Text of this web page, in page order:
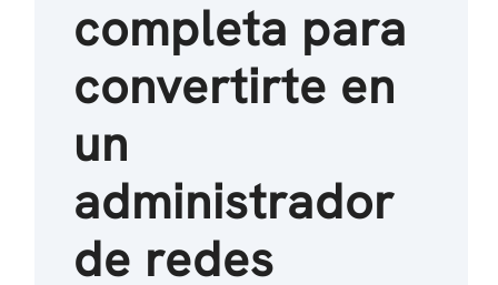
completa para
convertirte en
un
administrador
de redes